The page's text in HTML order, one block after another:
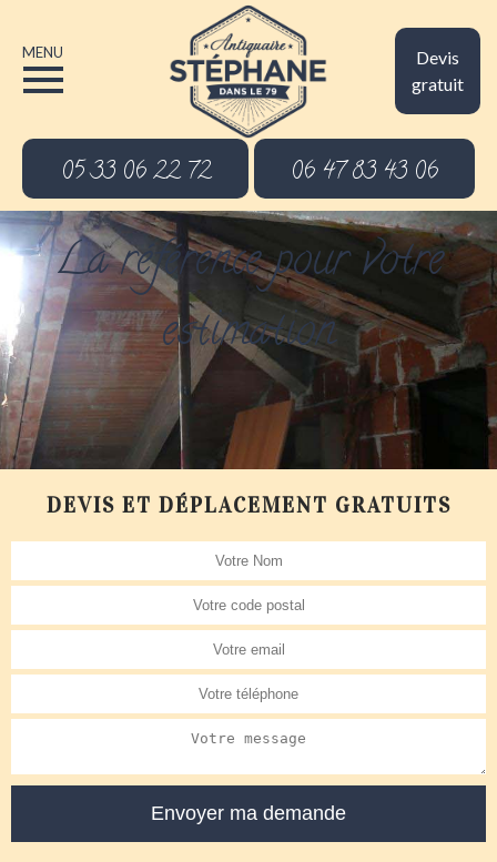
Devis
gratuit
MENU
05 33 06 22 72 06 47 83 43 06
La référence pour votre
estimation
DEVIS ET DÉPLACEMENT GRATUITS